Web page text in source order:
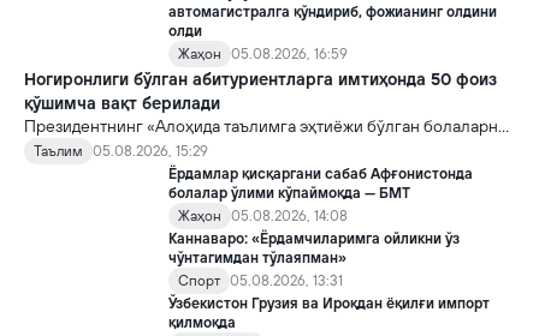
автомагистралга қўндириб, фожианинг олдини
олди
Жаҳон
05.08.2026, 16:59
Ногиронлиги бўлган абитуриентларга имтиҳонда 50 фоиз
қўшимча вақт берилади
Президентнинг «Алоҳида таълимга эҳтиёжи бўлган болаларни
таълим ва ижтимоий хизматлар билан қамраб олиш тизимини
такомиллаштириш бўйича қўшимча чора-тадбирлар
тўғрисида»ги қарори билан инклюзив таълим соҳасида қатор
янги механизмлар жорий этилади.
Таълим
05.08.2026, 15:29
Ёрдамлар қисқаргани сабаб Афғонистонда
болалар ўлими кўпаймоқда — БМТ
Жаҳон
05.08.2026, 14:08
Каннаваро: «Ёрдамчиларимга ойликни ўз
чўнтагимдан тўлаяпман»
Спорт 05.08.2026, 13:31
Ўзбекистон Грузия ва Ироқдан ёқилғи импорт
қилмоқда